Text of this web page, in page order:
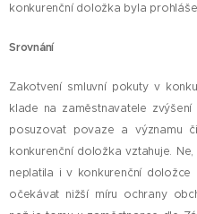
konkurenční doložka byla
Srovnání
Zakotvení smluvní pokuty v
klade na zaměstnavatele
posuzovat povaze a významu
konkurenční doložka vztahuje.
neplatila i v konkurenční
očekávat nižší míru ochrany